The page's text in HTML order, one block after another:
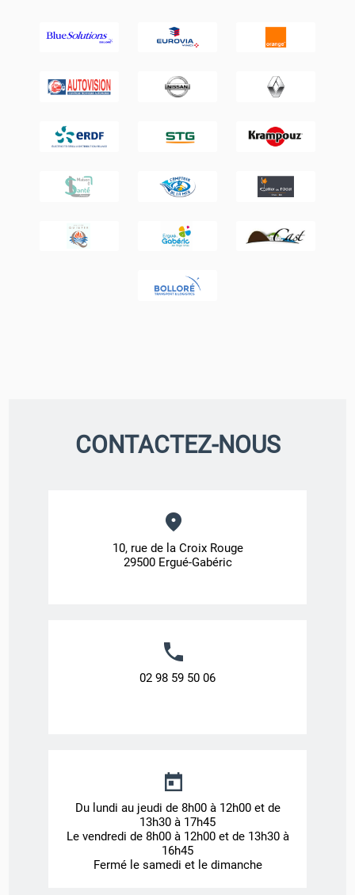
CONTACTEZ-NOUS
10, rue de la Croix Rouge
29500 Ergué-Gabéric
02 98 59 50 06
Du lundi au jeudi de 8h00 à 12h00 et de
13h30 à 17h45
Le vendredi de 8h00 à 12h00 et de 13h30 à
16h45
Fermé le samedi et le dimanche